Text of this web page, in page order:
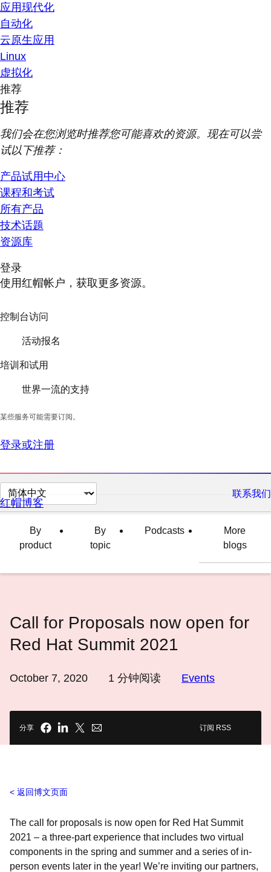
应用现代化
自动化
云原生应用
Linux
虚拟化
推荐
推荐
我们会在您浏览时推荐您可能喜欢的资源。现在可以尝
试以下推荐：
产品试用中心
课程和考试
所有产品
技术话题
资源库
登录
使用红帽帐户，获取更多资源。
控制台访问
活动报名
培训和试用
世界一流的支持
某些服务可能需要订阅。
登录或注册
切
换
言
联系我们
红帽博客
By
product
By
topic
Podcasts
More
blogs
Call for Proposals now open for
Red Hat Summit 2021
October 7, 2020 1 分钟阅读 Events
分享 订阅 RSS
返回博文页面
The call for proposals is now open for Red Hat Summit
2021 – a three-part experience that includes two virtual
components in the spring and summer and a series of in-
person events later in the year! We’re inviting our partners,